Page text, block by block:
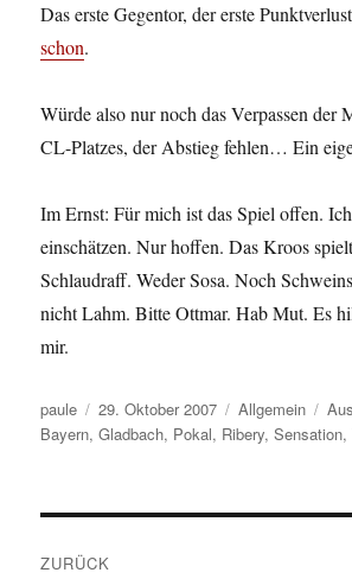
Das erste Gegentor, der erste
schon.
Würde also nur noch das Verpassen der
CL-Platzes, der Abstieg fehlen… Ein
Im Ernst: Für mich ist das Spiel offen.
einschätzen. Nur hoffen. Das Kroos
Schlaudraff. Weder Sosa. Noch
nicht Lahm. Bitte Ottmar. Hab Mut. Es
mir.
Autor
paule
Veröffentlicht
am
29. Oktober 2007 Kategorien
Allgemein
Bayern,Gladbach, Pokal, Ribery,Sensation,
ZURÜCK